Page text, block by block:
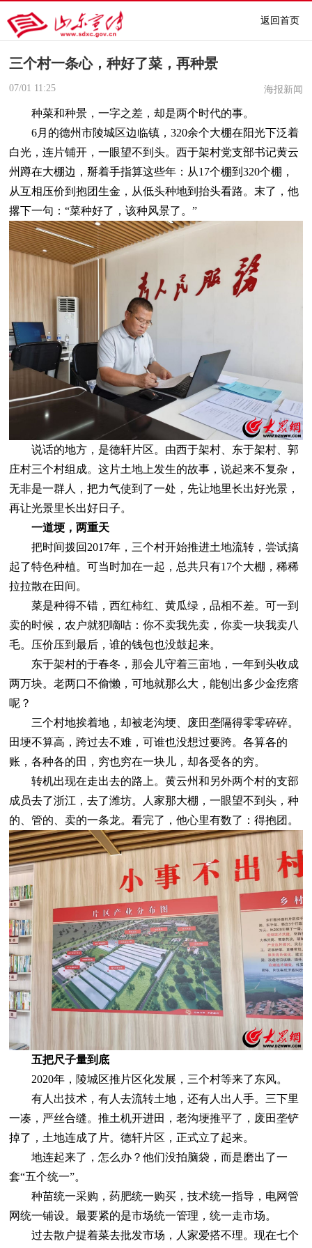
返回首页
三个村一条心，种好了菜，再种景
07/01 11:25 海报新闻
种菜和种景，一字之差，却是两个时代的事。
6月的德州市陵城区边临镇，320余个大棚在阳光下泛着
白光，连片铺开，一眼望不到头。西于架村党支部书记黄云
州蹲在大棚边，掰着手指算这些年：从17个棚到320个棚，
从互相压价到抱团生金，从低头种地到抬头看路。末了，他
撂下一句：“菜种好了，该种风景了。”
说话的地方，是德轩片区。由西于架村、东于架村、郭
庄村三个村组成。这片土地上发生的故事，说起来不复杂，
无非是一群人，把力气使到了一处，先让地里长出好光景，
再让光景里长出好日子。
一道埂，两重天
把时间拨回2017年，三个村开始推进土地流转，尝试搞
起了特色种植。可当时加在一起，总共只有17个大棚，稀稀
拉拉散在田间。
菜是种得不错，西红柿红、黄瓜绿，品相不差。可一到
卖的时候，农户就犯嘀咕：你不卖我先卖，你卖一块我卖八
毛。压价压到最后，谁的钱包也没鼓起来。
东于架村的于春冬，那会儿守着三亩地，一年到头收成
两万块。老两口不偷懒，可地就那么大，能刨出多少金疙瘩
呢？
三个村地挨着地，却被老沟埂、废田垄隔得零零碎碎。
田埂不算高，跨过去不难，可谁也没想过要跨。各算各的
账，各种各的田，穷也穷在一块儿，却各受各的穷。
转机出现在走出去的路上。黄云州和另外两个村的支部
成员去了浙江，去了潍坊。人家那大棚，一眼望不到头，种
的、管的、卖的一条龙。看完了，他心里有数了：得抱团。
五把尺子量到底
2020年，陵城区推片区化发展，三个村等来了东风。
有人出技术，有人去流转土地，还有人出人手。三下里
一凑，严丝合缝。推土机开进田，老沟埂推平了，废田垄铲
掉了，土地连成了片。德轩片区，正式立了起来。
地连起来了，怎么办？他们没拍脑袋，而是磨出了一
套“五个统一”。
种苗统一采购，药肥统一购买，技术统一指导，电网管
网统一铺设。最要紧的是市场统一管理，统一走市场。
过去散户提着菜去批发市场，人家爱搭不理。现在七个